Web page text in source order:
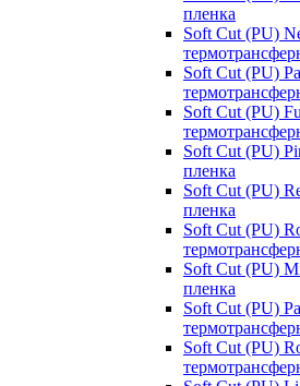
пленка
Soft Cut (PU)
Soft Cut (PU)
Soft Cut (PU)
Soft Cut (PU)
пленка
Soft Cut (PU)
пленка
Soft Cut (PU)
Soft Cut (PU)
пленка
Soft Cut (PU)
Soft Cut (PU)